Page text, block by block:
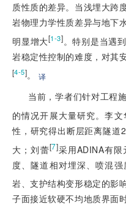
质性质的差异。当浅埋大跨
岩物理力学性质差异与地下
明显增大[1-3]。特别是当遇
岩稳定性控制的难度，对其
[4-5]。 译
当前，学者们针对工程
的情况开展大量研究。李文
性，研究得出断层距离隧道
大；刘蕾[7]采用ADINA有
度、隧道相对埋深、喷混
岩、支护结构变形稳定的影
子面接近软硬不均地质界面